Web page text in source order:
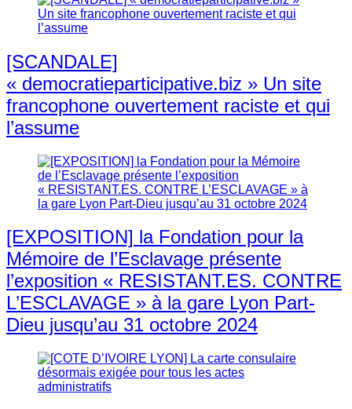
[SCANDALE]
« democratieparticipative.biz » Un site
francophone ouvertement raciste et qui
l’assume
[EXPOSITION] la Fondation pour la
Mémoire de l’Esclavage présente
l’exposition « RESISTANT.ES. CONTRE
L’ESCLAVAGE » à la gare Lyon Part-
Dieu jusqu’au 31 octobre 2024